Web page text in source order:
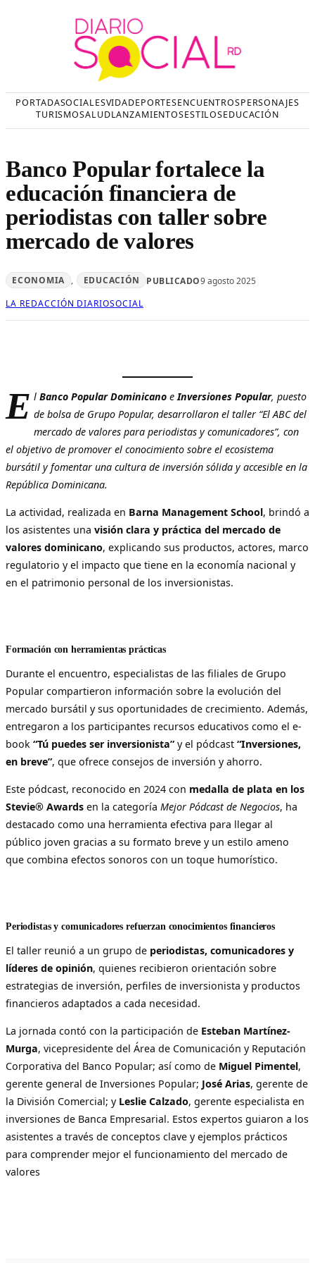
PORTADASOCIALESVIDADEPORTESENCUENTROSPERSONAJES
TURISMOSALUDLANZAMIENTOSESTILOSEDUCACIÓN
Banco Popular fortalece la
educación financiera de
periodistas con taller sobre
mercado de valores
ECONOMIA , EDUCACIÓN PUBLICADO9 agosto 2025
LA REDACCIÓN DIARIOSOCIAL
E lBanco Popular Dominicano eInversiones Popular, puesto
de bolsa de Grupo Popular, desarrollaron el taller “El ABC del
mercado de valores para periodistas y comunicadores”, con
el objetivo de promover el conocimiento sobre el ecosistema
bursátil y fomentar una cultura de inversión sólida y accesible en la
República Dominicana.
La actividad, realizada en Barna Management School, brindó a
los asistentes una visión clara y práctica del mercado de
valores dominicano, explicando sus productos, actores, marco
regulatorio y el impacto que tiene en la economía nacional y
en el patrimonio personal de los inversionistas.
Formación con herramientas prácticas
Durante el encuentro, especialistas de las filiales de Grupo
Popular compartieron información sobre la evolución del
mercado bursátil y sus oportunidades de crecimiento. Además,
entregaron a los participantes recursos educativos como el e-
book “Tú puedes ser inversionista” y el pódcast “Inversiones,
en breve”, que ofrece consejos de inversión y ahorro.
Este pódcast, reconocido en 2024 con medalla de plata en los
Stevie® Awards en la categoría Mejor Pódcast de Negocios, ha
destacado como una herramienta efectiva para llegar al
público joven gracias a su formato breve y un estilo ameno
que combina efectos sonoros con un toque humorístico.
Periodistas y comunicadores refuerzan conocimientos financieros
El taller reunió a un grupo de periodistas, comunicadores y
líderes de opinión, quienes recibieron orientación sobre
estrategias de inversión, perfiles de inversionista y productos
financieros adaptados a cada necesidad.
La jornada contó con la participación de Esteban Martínez-
Murga, vicepresidente del Área de Comunicación y Reputación
Corporativa del Banco Popular; así como de Miguel Pimentel,
gerente general de Inversiones Popular; José Arias, gerente de
la División Comercial; y Leslie Calzado, gerente especialista en
inversiones de Banca Empresarial. Estos expertos guiaron a los
asistentes a través de conceptos clave y ejemplos prácticos
para comprender mejor el funcionamiento del mercado de
valores